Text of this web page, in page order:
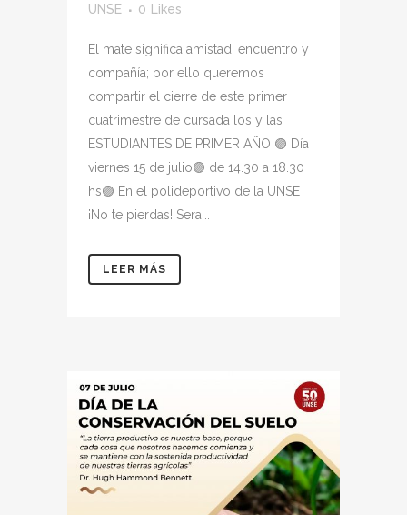
UNSE
0 Likes
El mate significa amistad, encuentro y
compañía; por ello queremos
compartir el cierre de este primer
cuatrimestre de cursada los y las
ESTUDIANTES DE PRIMER AÑO 🟣 Día
viernes 15 de julio🟣 de 14.30 a 18.30
hs🟣 En el polideportivo de la UNSE
¡No te pierdas! Sera...
LEER MÁS